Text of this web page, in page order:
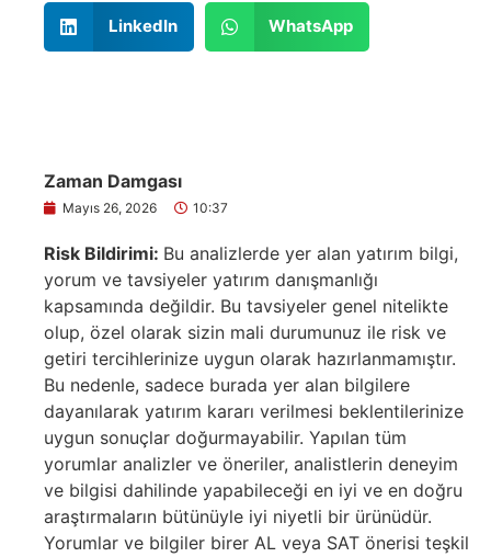
LinkedIn WhatsApp
Zaman Damgası
Mayıs 26, 2026 10:37
Risk Bildirimi: Bu analizlerde yer alan yatırım bilgi,
yorum ve tavsiyeler yatırım danışmanlığı
kapsamında değildir. Bu tavsiyeler genel nitelikte
olup, özel olarak sizin mali durumunuz ile risk ve
getiri tercihlerinize uygun olarak hazırlanmamıştır.
Bu nedenle, sadece burada yer alan bilgilere
dayanılarak yatırım kararı verilmesi beklentilerinize
uygun sonuçlar doğurmayabilir. Yapılan tüm
yorumlar analizler ve öneriler, analistlerin deneyim
ve bilgisi dahilinde yapabileceği en iyi ve en doğru
araştırmaların bütünüyle iyi niyetli bir ürünüdür.
Yorumlar ve bilgiler birer AL veya SAT önerisi teşkil